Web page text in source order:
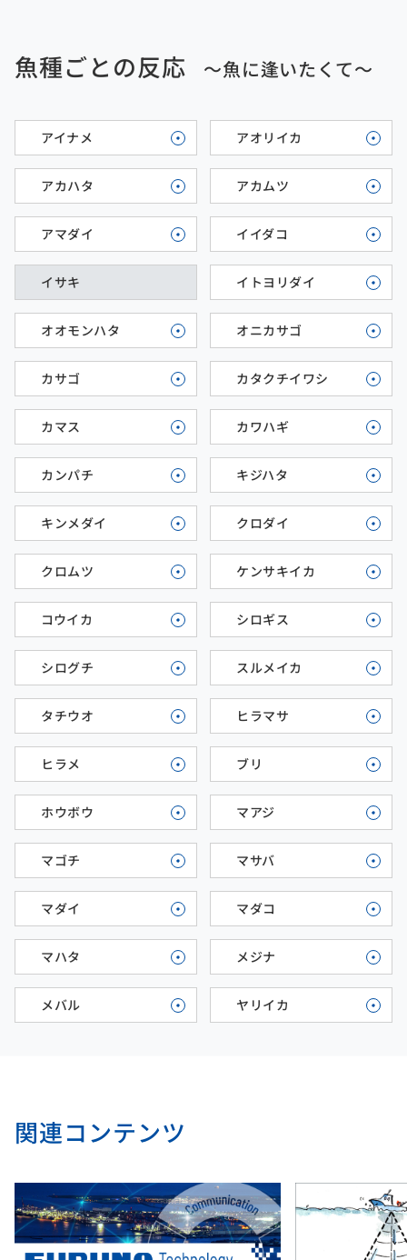
魚種ごとの反応 ～魚に逢いたくて～
アイナメ アオリイカ
アカハタ アカムツ
アマダイ イイダコ
イサキ イトヨリダイ
オオモンハタ オニカサゴ
カサゴ カタクチイワシ
カマス カワハギ
カンパチ キジハタ
キンメダイ クロダイ
クロムツ ケンサキイカ
コウイカ シロギス
シログチ スルメイカ
タチウオ ヒラマサ
ヒラメ ブリ
ホウボウ マアジ
マゴチ マサバ
マダイ マダコ
マハタ メジナ
メバル ヤリイカ
関連コンテンツ